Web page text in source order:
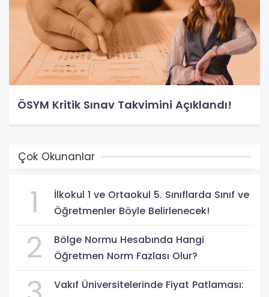
ÖSYM Kritik Sınav Takvimini Açıklandı!
Çok Okunanlar
1
İlkokul 1 ve Ortaokul 5. Sınıflarda Sınıf ve
Öğretmenler Böyle Belirlenecek!
2
Bölge Normu Hesabında Hangi
Öğretmen Norm Fazlası Olur?
Vakıf Üniversitelerinde Fiyat Patlaması: